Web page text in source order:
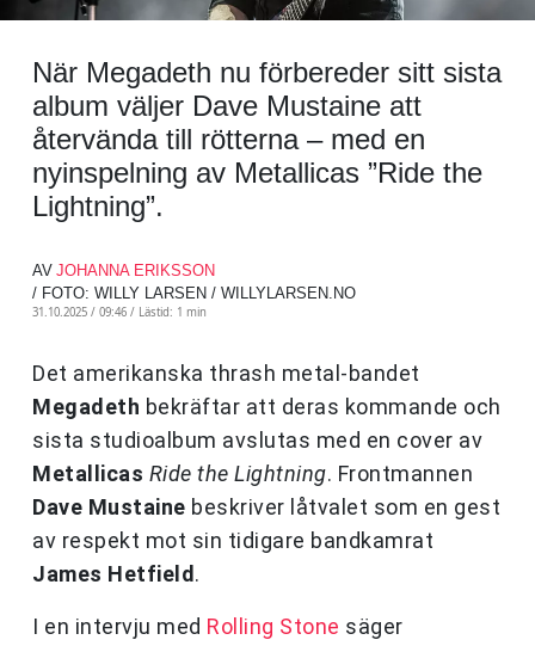
När Megadeth nu förbereder sitt sista
album väljer Dave Mustaine att
återvända till rötterna – med en
nyinspelning av Metallicas ”Ride the
Lightning”.
AV JOHANNA ERIKSSON
/ FOTO: WILLY LARSEN / WILLYLARSEN.NO
31.10.2025 / 09:46 / Lästid: 1 min
Det amerikanska thrash metal-bandet
Megadeth bekräftar att deras kommande och
sista studioalbum avslutas med en cover av
Metallicas Ride the Lightning. Frontmannen
Dave Mustaine beskriver låtvalet som en gest
av respekt mot sin tidigare bandkamrat
James Hetfield .
I en intervju med Rolling Stone säger